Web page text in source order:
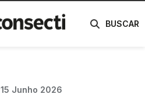
BUSCAR
15 Junho 2026